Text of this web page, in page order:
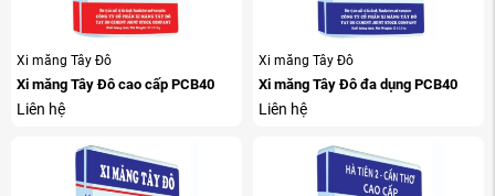
Xi măng Tây Đô
Xi măng Tây Đô cao cấp PCB40
Liên hệ
Xi măng Tây Đô
Xi măng Tây Đô đa dụng PCB40
Liên hệ